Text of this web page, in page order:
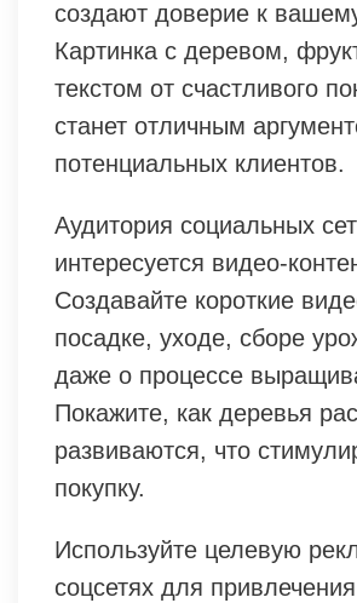
создают доверие к
Картинка с деревом,
текстом от счастливого
станет отличным
потенциальных клиентов.
Аудитория социальных
интересуется видео-
Создавайте короткие
посадке, уходе, сборе
даже о процессе
Покажите, как деревья
развиваются, что
покупку.
Используйте целевую
соцсетях для